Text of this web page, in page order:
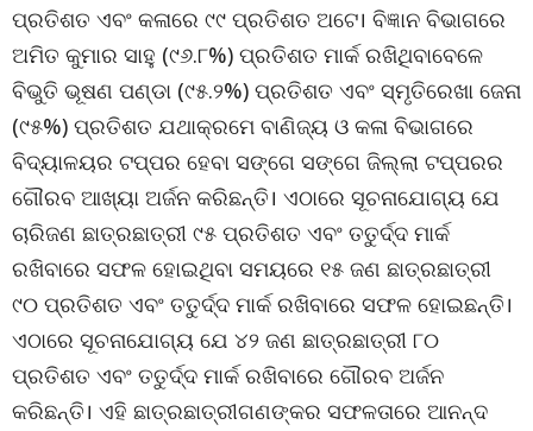
ପ୍ରତିଶତ ଏବଂ କଳାରେ ୯୯ ପ୍ରତିଶତ ଅଟେ। ବିଜ୍ଞାନ ବିଭାଗରେ
ଅମିତ କୁମାର ସାହୁ (୯୬.୮%) ପ୍ରତିଶତ ମାର୍କ ରଖିଥିବାବେଳେ
ବିଭୁତି ଭୂଷଣ ପଣ୍ଡା (୯୫.୨%) ପ୍ରତିଶତ ଏବଂ ସ୍ମୃତିରେଖା ଜେନା
(୯୫%) ପ୍ରତିଶତ ଯଥାକ୍ରମେ ବାଣିଜ୍ୟ ଓ କଳା ବିଭାଗରେ
ବିଦ୍ୟାଳୟର ଟପ୍ପର ହେବା ସଙ୍ଗେ ସଙ୍ଗେ ଜିଲ୍ଲା ଟପ୍ପରର
ଗୌରବ ଆଖ୍ୟା ଅର୍ଜନ କରିଛନ୍ତି। ଏଠାରେ ସୂଚନାଯୋଗ୍ୟ ଯେ
ଚାରିଜଣ ଛାତ୍ରଛାତ୍ରୀ ୯୫ ପ୍ରତିଶତ ଏବଂ ତତୁର୍ଦ୍ଦ ମାର୍କ
ରଖିବାରେ ସଫଳ ହୋଇଥିବା ସମୟରେ ୧୫ ଜଣ ଛାତ୍ରଛାତ୍ରୀ
୯୦ ପ୍ରତିଶତ ଏବଂ ତତୁର୍ଦ୍ଦ ମାର୍କ ରଖିବାରେ ସଫଳ ହୋଇଛନ୍ତି।
ଏଠାରେ ସୂଚନାଯୋଗ୍ୟ ଯେ ୪୨ ଜଣ ଛାତ୍ରଛାତ୍ରୀ ୮୦
ପ୍ରତିଶତ ଏବଂ ତତୁର୍ଦ୍ଦ ମାର୍କ ରଖିବାରେ ଗୌରବ ଅର୍ଜନ
କରିଛନ୍ତି। ଏହି ଛାତ୍ରଛାତ୍ରୀଗଣଙ୍କର ସଫଳତାରେ ଆନନ୍ଦ